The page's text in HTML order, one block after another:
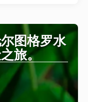
图格罗水
旅。